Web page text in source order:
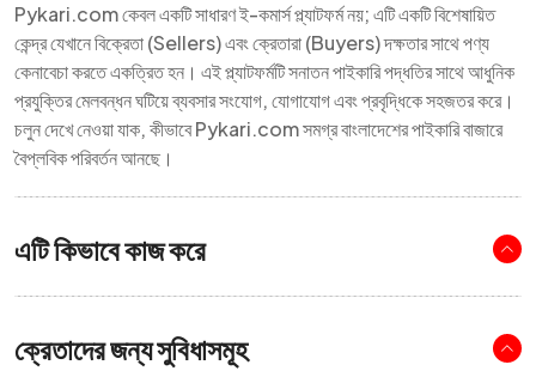
Pykari.com কেবল একটি সাধারণ ই-কমার্স প্ল্যাটফর্ম নয়; এটি একটি বিশেষায়িত
কেন্দ্র যেখানে বিক্রেতা (Sellers) এবং ক্রেতারা (Buyers) দক্ষতার সাথে পণ্য
কেনাবেচা করতে একত্রিত হন। এই প্ল্যাটফর্মটি সনাতন পাইকারি পদ্ধতির সাথে আধুনিক
প্রযুক্তির মেলবন্ধন ঘটিয়ে ব্যবসার সংযোগ, যোগাযোগ এবং প্রবৃদ্ধিকে সহজতর করে।
চলুন দেখে নেওয়া যাক, কীভাবে Pykari.com সমগ্র বাংলাদেশের পাইকারি বাজারে
বৈপ্লবিক পরিবর্তন আনছে।
এটি কিভাবে কাজ করে
ক্রেতাদের জন্য সুবিধাসমূহ